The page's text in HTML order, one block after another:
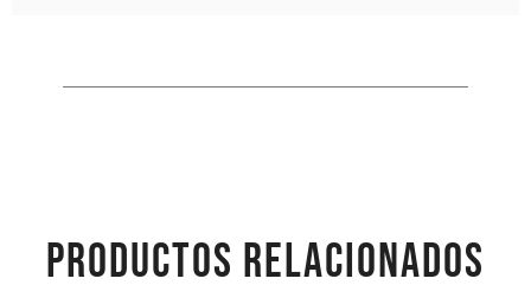
PRODUCTOS RELACIONADOS